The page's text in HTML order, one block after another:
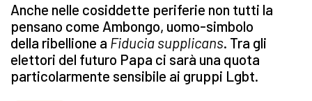
Anche nelle cosiddette periferie non tutti la
pensano come Ambongo, uomo-simbolo
della ribellione a Fiducia supplicans. Tra gli
elettori del futuro Papa ci sarà una quota
particolarmente sensibile ai gruppi Lgbt.